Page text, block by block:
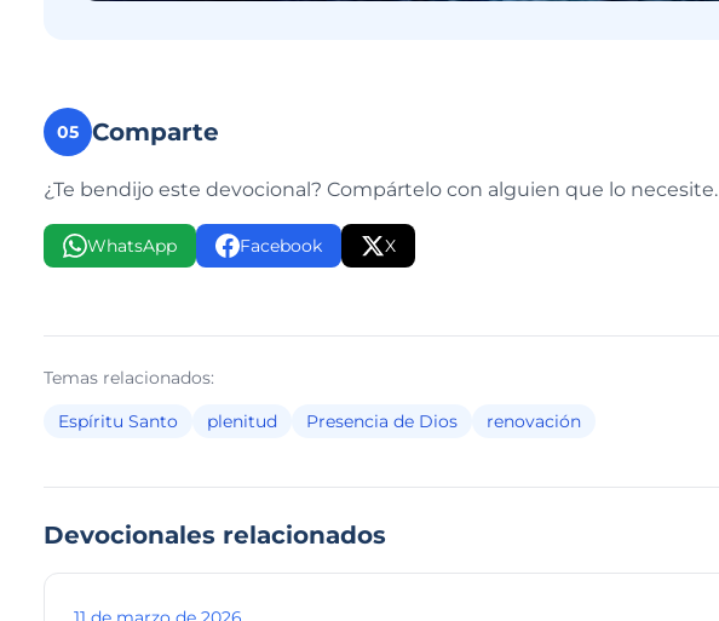
05 Comparte
¿Te bendijo este devocional? Compártelo con alguien que lo necesite.
WhatsApp Facebook X
Temas relacionados:
Espíritu Santo
plenitud Presencia de Dios renovación
Devocionales relacionados